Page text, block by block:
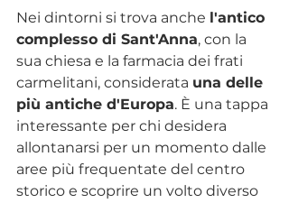
Nei dintorni si trova anche l'antico
complesso di Sant'Anna, con la
sua chiesa e la farmacia dei frati
carmelitani, considerata una delle
più antiche d'Europa. È una tappa
interessante per chi desidera
allontanarsi per un momento dalle
aree più frequentate del centro
storico e scoprire un volto diverso